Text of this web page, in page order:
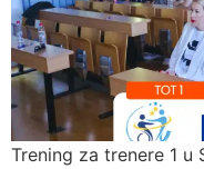
Trening za trenere 1 u